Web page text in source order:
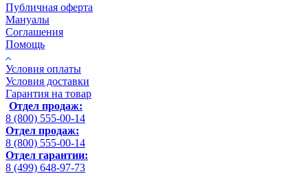
Публичная оферта
Мануалы
Соглашения
Помощь
Условия оплаты
Условия доставки
Гарантия на товар
Отдел продаж:
8 (800) 555-00-14
Отдел продаж:
8 (800) 555-00-14
Отдел гарантии:
8 (499) 648-97-73